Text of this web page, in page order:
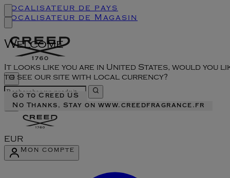
Welcome
It looks like you are in United States, would you
to see our site with local currency?
Go to Creed US
No Thanks, Stay on www.creedfragrance.fr
Localisateur de pays
Localisateur de Magasin
EUR
Mon compte